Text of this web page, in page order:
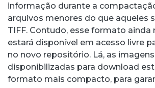
informação durante a
arquivos menores do que aqueles
TIFF. Contudo, esse formato ainda
estará disponível em acesso livre
no novo repositório. Lá, as imagens
disponibilizadas para download
formato mais compacto, para